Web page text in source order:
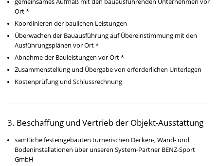
gemeinsames Aufmaß mit den bauausführenden Unternehmen vor
Ort *
Koordinieren der baulichen Leistungen
Überwachen der Bauausführung auf Übereinstimmung mit den
Ausführungsplänen vor Ort *
Abnahme der Bauleistungen vor Ort *
Zusammenstellung und Übergabe von erforderlichen Unterlagen
Kostenprüfung und Schlussrechnung
3. Beschaffung und Vertrieb der Objekt-Ausstattung
sämtliche festeingebauten turnerischen Decken-, Wand- und
Bodeninstallationen über unseren System-Partner BENZ-Sport
GmbH